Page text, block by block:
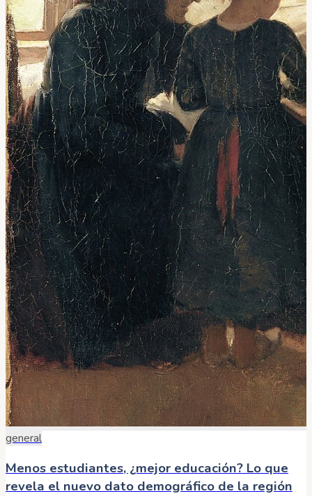
general
Menos estudiantes, ¿mejor educación? Lo que
revela el nuevo dato demográfico de la región